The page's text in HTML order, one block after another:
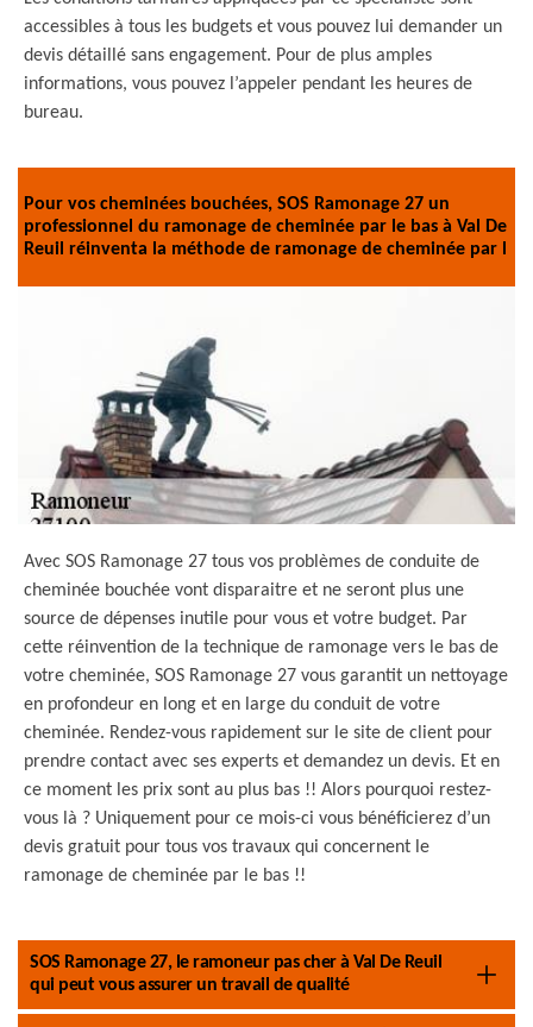
accessibles à tous les budgets et vous pouvez lui demander un
devis détaillé sans engagement. Pour de plus amples
informations, vous pouvez l’appeler pendant les heures de
bureau.
Pour vos cheminées bouchées, SOS Ramonage 27 un
professionnel du ramonage de cheminée par le bas à Val De
Reuil réinventa la méthode de ramonage de cheminée par l
Avec SOS Ramonage 27 tous vos problèmes de conduite de
cheminée bouchée vont disparaitre et ne seront plus une
source de dépenses inutile pour vous et votre budget. Par
cette réinvention de la technique de ramonage vers le bas de
votre cheminée, SOS Ramonage 27 vous garantit un nettoyage
en profondeur en long et en large du conduit de votre
cheminée. Rendez-vous rapidement sur le site de client pour
prendre contact avec ses experts et demandez un devis. Et en
ce moment les prix sont au plus bas !! Alors pourquoi restez-
vous là ? Uniquement pour ce mois-ci vous bénéficierez d’un
devis gratuit pour tous vos travaux qui concernent le
ramonage de cheminée par le bas !!
SOS Ramonage 27, le ramoneur pas cher à Val De Reuil
qui peut vous assurer un travail de qualité